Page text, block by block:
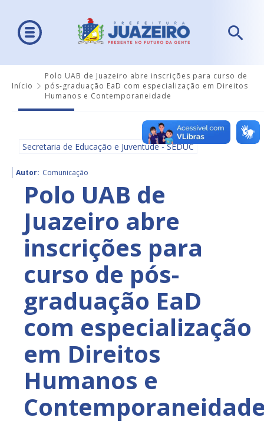
Início
Polo UAB de Juazeiro abre inscrições para curso de
pós-graduação EaD com especialização em Direitos
Humanos e Contemporaneidade
Secretaria de Educação e Juventude - SEDUC
Autor: Comunicação
Polo UAB de
Juazeiro abre
inscrições para
curso de pós-
graduação EaD
com especialização
em Direitos
Humanos e